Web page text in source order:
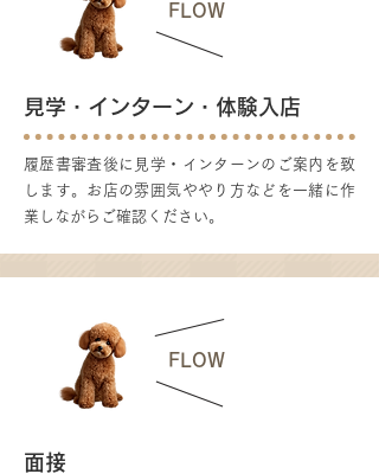
FLOW
見学・インターン・体験入店
履歴書審査後に見学・インターンのご案内を致
します。お店の雰囲気ややり方などを一緒に作
業しながらご確認ください。
FLOW
面接